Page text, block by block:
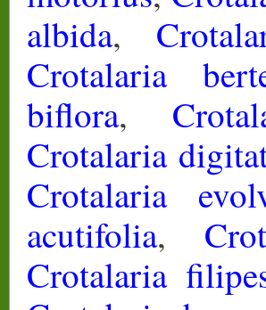
albida,
Crotalaria
biflora,
Crotalaria
Crotalaria
acutifolia,
Crotalaria